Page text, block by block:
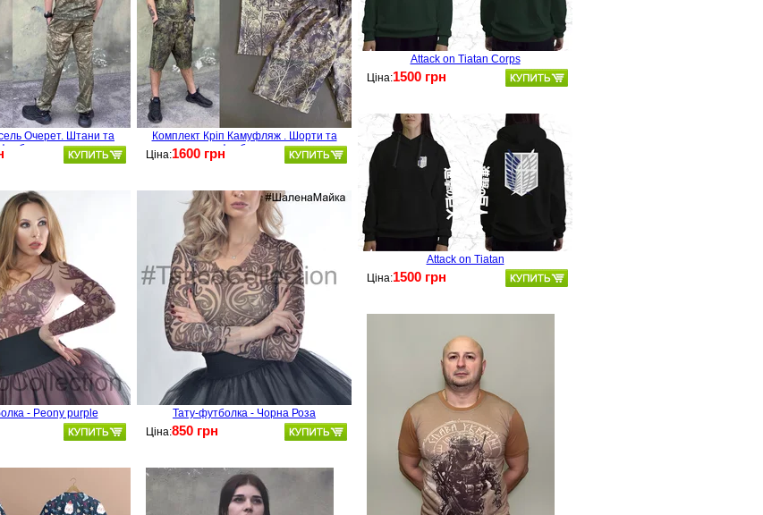
Очерет. Штани та
Комплект Кріп Камуфляж . Шорти та
футболка
Ціна:1600 грн
Attack on Tiatan Corps
Ціна:1500 грн
Attack on Tiatan
Ціна:1500 грн
- Peony purple
Тату-футболка - Чорна Роза
Ціна:850 грн